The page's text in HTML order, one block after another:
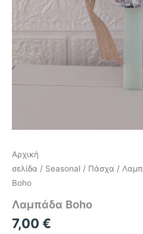
Αρχική
σελίδα / Seasonal / Πάσχα /
Boho
Λαμπάδα Boho
7,00 €